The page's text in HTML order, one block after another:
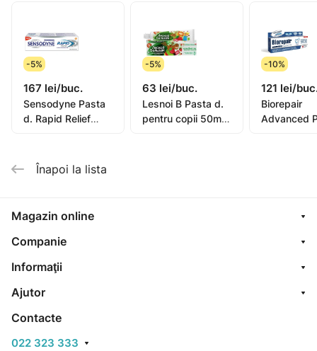
-5%
167 lei/buc.
Sensodyne Pasta
d. Rapid Relief
-5%
63 lei/buc.
Lesnoi B Pasta d.
pentru copii 50ml
-10%
121 lei/
Biorepair
Advanced
Înapoi la lista
Magazin online
Companie
Informaţii
Ajutor
Contacte
022 323 333